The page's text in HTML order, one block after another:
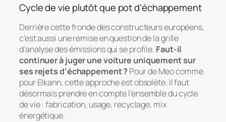
Cycle de vie plutôt que pot d’échappement
Derrière cette fronde des constructeurs européens,
c’est aussi une remise en question de la grille
d’analyse des émissions qui se profile. Faut-il
continuer à juger une voiture uniquement sur
ses rejets d’échappement ? Pour de Meo comme
pour Elkann, cette approche est obsolète. Il faut
désormais prendre en compte l’ensemble du cycle
de vie : fabrication, usage, recyclage, mix
énergétique.